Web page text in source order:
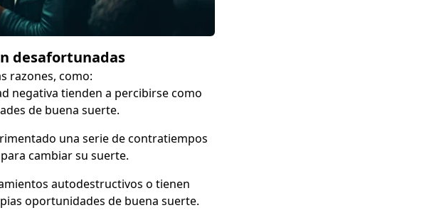
desafortunadas
razones, como:
negativa tienden a percibirse como
de buena suerte.
una serie de contratiempos
cambiar su suerte.
autodestructivos o tienen
oportunidades de buena suerte.